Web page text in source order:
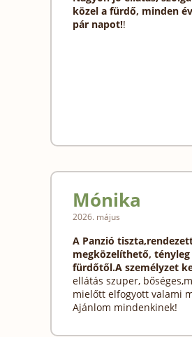
közel a fürdő, minden
pár napot!!
Mónika
2026. május
A Panzió
megközelíthető, tényleg
fürdőtől.A személyzet
ellátás szuper,
mielőtt elfogyott valami
Ajánlom mindenkinek!